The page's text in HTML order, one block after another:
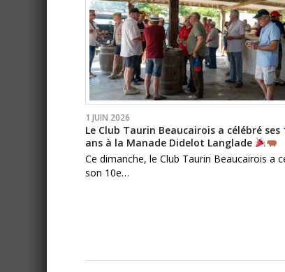
1 JUIN 2026
Le Club Taurin Beaucairois a célébré ses
ans à la Manade Didelot Langlade
Ce dimanche, le Club Taurin Beaucairois a
son 10e…